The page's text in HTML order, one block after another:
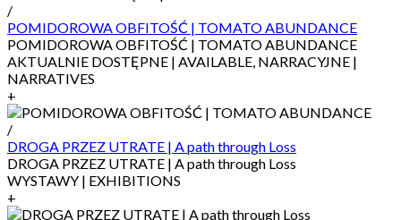
/
POMIDOROWA OBFITOŚĆ | TOMATO ABUNDANCE
POMIDOROWA OBFITOŚĆ | TOMATO ABUNDANCE
AKTUALNIE DOSTĘPNE | AVAILABLE, NARRACYJNE |
NARRATIVES
+
/
DROGA PRZEZ UTRATE | A path through Loss
DROGA PRZEZ UTRATE | A path through Loss
WYSTAWY | EXHIBITIONS
+